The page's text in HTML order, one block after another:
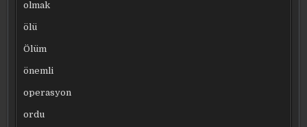
olmak
ölü
Ölüm
önemli
operasyon
ordu